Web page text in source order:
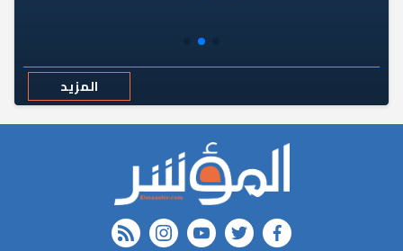
المزيد
FACEBOOK
twitter
youtube
instagram
rss feed